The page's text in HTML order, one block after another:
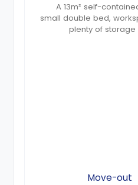
A 13m² self-
small double bed,
plenty of
bathroom, TV, mini-
Move-out